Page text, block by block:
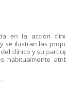
en la acción
se ilustran las
clínico y su
habitualmente